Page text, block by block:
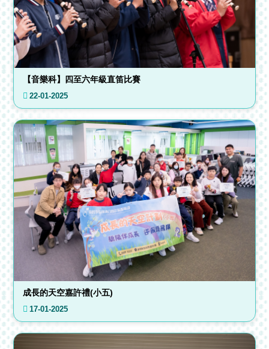
【音樂科】四至六年級直笛比賽
22-01-2025
成長的天空嘉許禮(小五)
17-01-2025